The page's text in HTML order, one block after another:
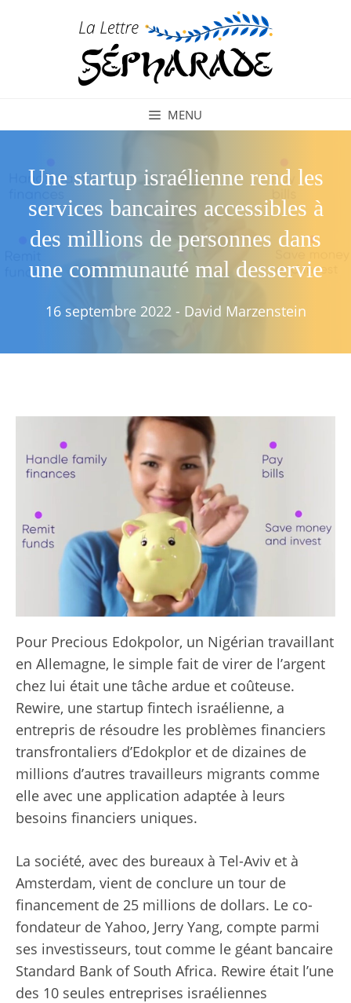
MENU
Une startup israélienne rend les
services bancaires accessibles à
des millions de personnes dans
une communauté mal desservie
16 septembre 2022 - David Marzenstein
Pour Precious Edokpolor, un Nigérian travaillant
en Allemagne, le simple fait de virer de l’argent
chez lui était une tâche ardue et coûteuse.
Rewire, une startup fintech israélienne, a
entrepris de résoudre les problèmes financiers
transfrontaliers d’Edokplor et de dizaines de
millions d’autres travailleurs migrants comme
elle avec une application adaptée à leurs
besoins financiers uniques.
La société, avec des bureaux à Tel-Aviv et à
Amsterdam, vient de conclure un tour de
financement de 25 millions de dollars. Le co-
fondateur de Yahoo, Jerry Yang, compte parmi
ses investisseurs, tout comme le géant bancaire
Standard Bank of South Africa. Rewire était l’une
des 10 seules entreprises israéliennes